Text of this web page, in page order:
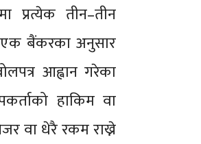
प्रत्येक तीन–तीन
एक बैंकरका अनुसार
आह्वान गरेका
हाकिम वा
वा धेरै रकम राख्ने